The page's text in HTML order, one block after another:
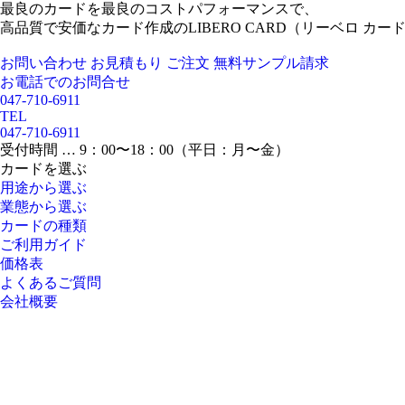
最良のカードを最良のコストパフォーマンスで、
高品質で安価なカード作成のLIBERO CARD（リーベロ カー
お問い合わせ お見積もり ご注文 無料サンプル請求
お電話でのお問合せ
047-710-6911
TEL
047-710-6911
受付時間 … 9：00〜18：00（平日：月〜金）
カードを選ぶ
用途から選ぶ
業態から選ぶ
カードの種類
ご利用ガイド
価格表
よくあるご質問
会社概要